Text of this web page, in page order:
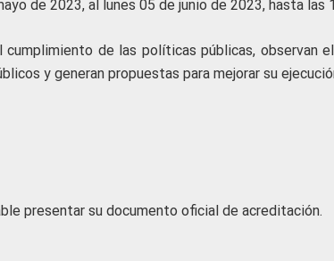
de 2023, al lunes 05 de junio de 2023, hasta las
de las políticas públicas, observan
y generan propuestas para mejorar su
presentar su documento oficial de acreditación.